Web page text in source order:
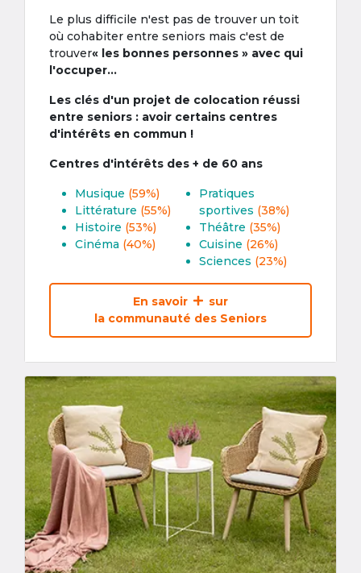
Le plus difficile n'est pas de trouver un toit
où cohabiter entre seniors mais c'est de
trouver« les bonnes personnes » avec qui
l'occuper...
Les clés d'un projet de colocation réussi
entre seniors : avoir certains centres
d'intérêts en commun !
Centres d'intérêts des + de 60 ans
Musique (59%)
Littérature (55%)
Histoire (53%)
Cinéma (40%)
Pratiques
sportives (38%)
Théâtre (35%)
Cuisine (26%)
Sciences (23%)
En savoir
sur
la communauté des Seniors